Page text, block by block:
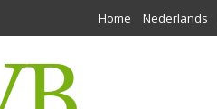
Home Nederlands